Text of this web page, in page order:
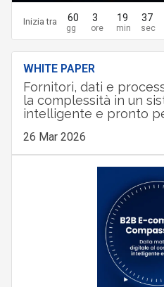
Inizia tra 60 3 19 36
WHITE PAPER
Fornitori, dati e
la complessità in un
intelligente e pronto
26 Mar 2026